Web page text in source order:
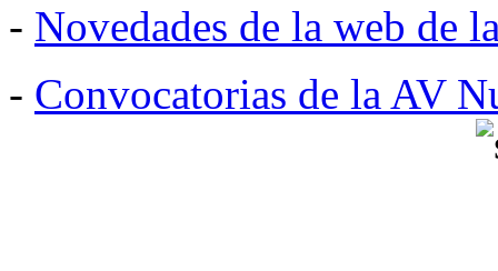
- Novedades de la web de
- Convocatorias de la AV